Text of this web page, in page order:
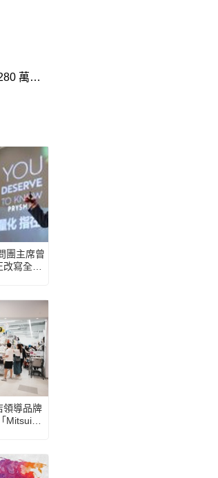
萬人
團主席曾
寫全球
「一指
領導品牌
Mitsui
式開幕